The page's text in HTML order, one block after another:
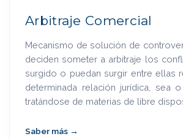
Arbitraje Comercial
Mecanismo de solución de
deciden someter a arbitraje los
surgido o puedan surgir entre ellas
determinada relación jurídica, sea o
tratándose de materias de libre
Saber más →